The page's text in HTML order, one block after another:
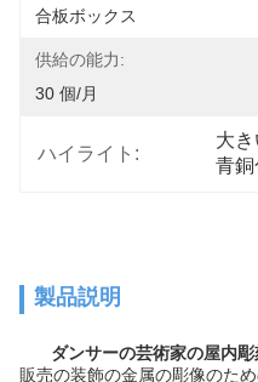
合板ボックス
供給の能力:
30 個/月
ハイライト:
大
青銅
製品説明
ダンサーの芸術家の屋内
販売の装飾の金属の彫像のた